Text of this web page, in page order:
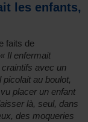
les enfants,
faits de
« Il enfermait
avec un
au boulot,
placer un enfant
là, seul, dans
des moqueries